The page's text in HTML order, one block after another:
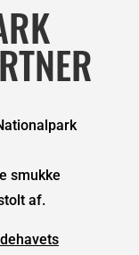
smukke
af.